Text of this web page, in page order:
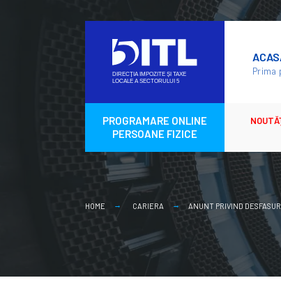
content
Prima
PROGRAMARE ONLINE
PERSOANE FIZICE
HOME CARIERA ANUNT PRIVIND